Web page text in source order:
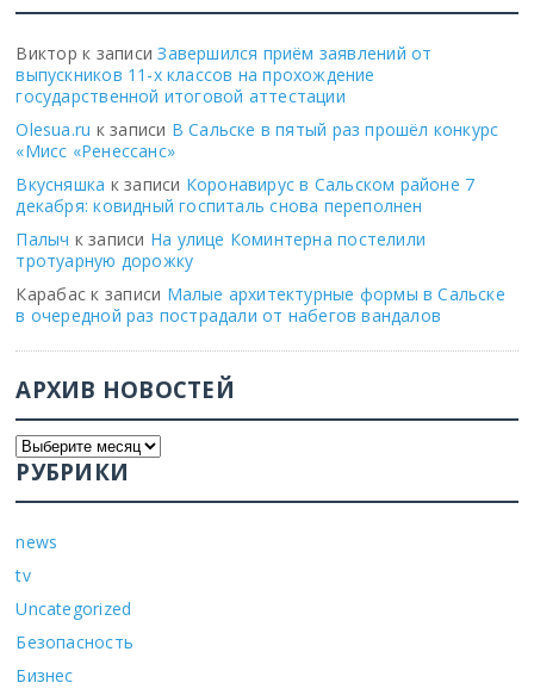
Виктор к записиЗавершился приём заявлений от
выпускников 11-х классов на прохождение
государственной итоговой аттестации
Olesua.ru к записи В Сальске в пятый раз прошёл конкурс
«Мисс «Ренессанс»
Вкусняшка к записи Коронавирус в Сальском районе 7
декабря: ковидный госпиталь снова переполнен
Палыч к записи На улице Коминтерна постелили
тротуарную дорожку
Карабас к записи Малые архитектурные формы в Сальске
в очередной раз пострадали от набегов вандалов
АРХИВ НОВОСТЕЙ
РУБРИКИ
news
tv
Uncategorized
Безопасность
Бизнес